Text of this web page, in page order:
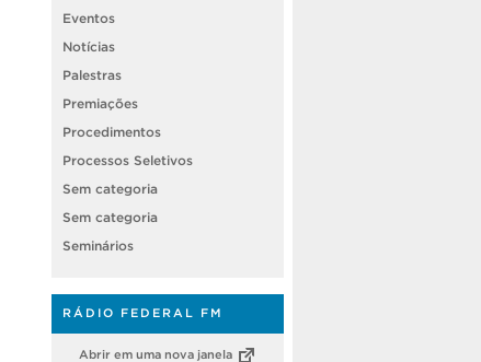
Eventos
Notícias
Palestras
Premiações
Procedimentos
Processos Seletivos
Sem categoria
Sem categoria
Seminários
RÁDIO FEDERAL FM
Abrir em uma nova janela